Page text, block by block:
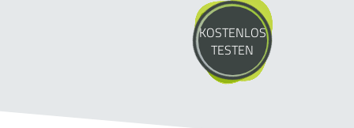
KOSTENLOS
TESTEN